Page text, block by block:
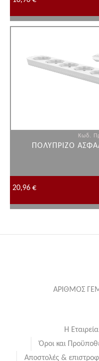
Κωδ.
ΠΟΛΥΠΡΙΖΟ
20,96 €
ΑΡΙΘΜΟΣ
Η Εταιρεία
Όροι και
Αποστολές &